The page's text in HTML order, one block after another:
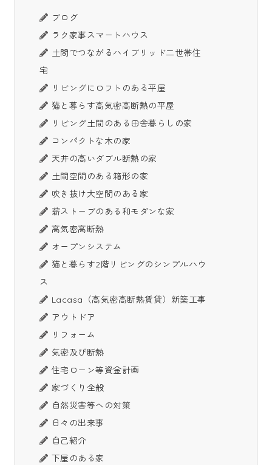
ブログ
ラク家事スマートハウス
土間でつながるハイブリッド二世帯住
宅
リビングにロフトのある平屋
猫と暮らす高気密高断熱の平屋
リビング土間のある田舎暮らしの家
コンパクトな木の家
天井の高いダブル断熱の家
土間空間のある箱形の家
吹き抜け大空間のある家
薪ストーブのある和モダンな家
高気密高断熱
オープンシステム
猫と暮らす2階リビングのシンプルハウ
ス
Lacasa（高気密高断熱賃貸）新築工事
アウトドア
リフォーム
気密及び断熱
住宅ローン等資金計画
家づくり全般
自然災害等への対策
日々の出来事
自己紹介
下屋のある家